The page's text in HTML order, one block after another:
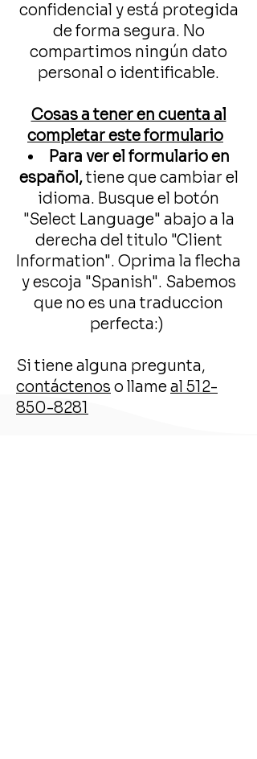
confidencial y está protegida
de forma segura. No
compartimos ningún dato
personal o identificable.
Cosas a tener en cuenta al
completar este formulario
Para ver el formulario en
español,tiene que cambiar el
idioma. Busque el botón
"Select Language" abajo a la
derecha del titulo "Client
Information". Oprima la flecha
y escoja "Spanish". Sabemos
que no es una traduccion
perfecta:)
Si tiene alguna pregunta,
contáctenos o llame al 512-
850-8281